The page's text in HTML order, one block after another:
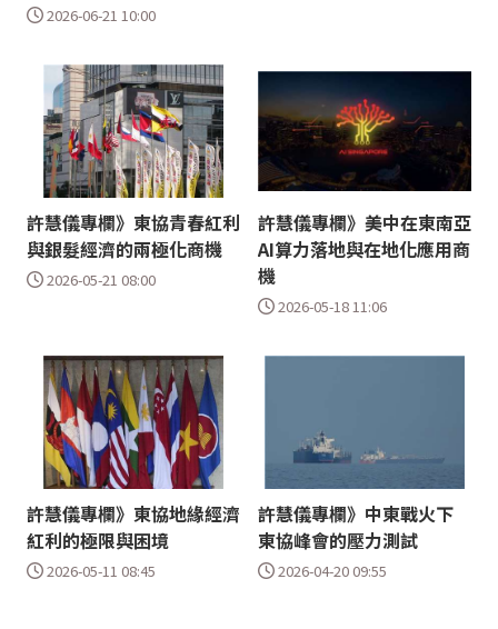
2026-06-21 10:00
許慧儀專欄》東協青春紅利
與銀髮經濟的兩極化商機
2026-05-21 08:00
許慧儀專欄》美中在東南亞
AI算力落地與在地化應用商
機
2026-05-18 11:06
許慧儀專欄》東協地緣經濟
紅利的極限與困境
2026-05-11 08:45
許慧儀專欄》中東戰火下
東協峰會的壓力測試
2026-04-20 09:55